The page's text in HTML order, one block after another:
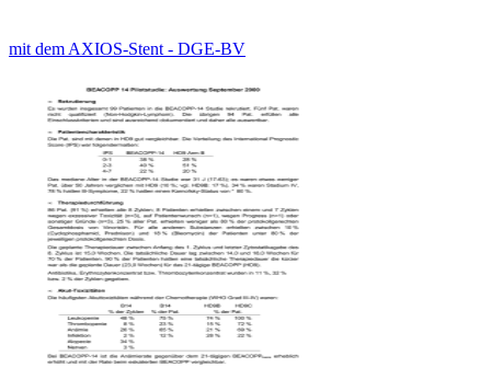
mit dem AXIOS-Stent - DGE-BV